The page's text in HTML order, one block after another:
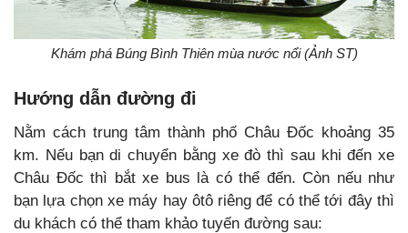
Khám phá Búng Bình Thiên mùa nước nổi (Ảnh ST)
Hướng dẫn đường đi
Nằm cách trung tâm thành phố Châu Đốc khoảng 35
km. Nếu bạn di chuyển bằng xe đò thì sau khi đến xe
Châu Đốc thì bắt xe bus là có thể đến. Còn nếu như
bạn lựa chọn xe máy hay ôtô riêng để có thể tới đây thì
du khách có thể tham khảo tuyến đường sau: